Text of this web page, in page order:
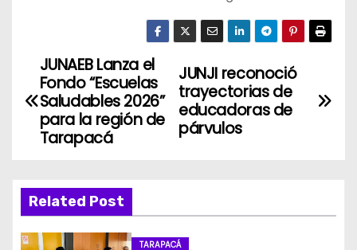
N
a
g
a
JUNJI reconoció
trayectorias de
educadoras de
párvulos
JUNAEB Lanza el
Fondo “Escuelas
Saludables 2026”
para la región de
Tarapacá
Related Post
TARAPACÁ